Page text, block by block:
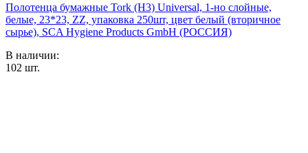
Полотенца бумажные Tork (Н3) Universal, 1-но слойные,
белые, 23*23, ZZ, упаковка 250шт, цвет белый (вторичное
сырье), SCA Hygiene Products GmbH (РОССИЯ)
В наличии:
102 шт.